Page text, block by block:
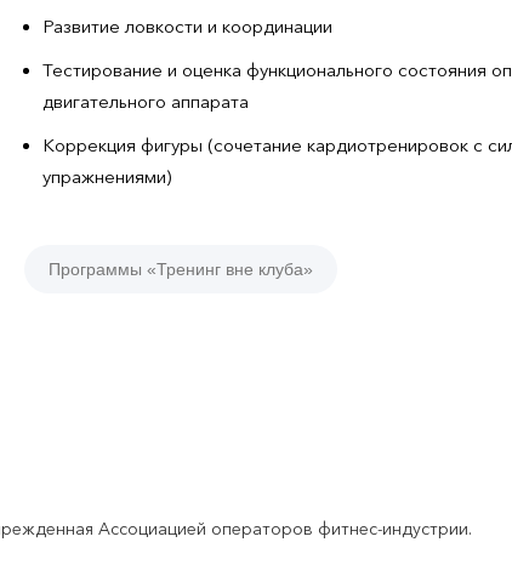
Развитие ловкости и координации
Тестирование и оценка функционального состояния
двигательного аппарата
Коррекция фигуры (сочетание кардиотренировок с
упражнениями)
Программы «Тренинг вне клуба»
Ассоциацией операторов фитнес-индустрии.